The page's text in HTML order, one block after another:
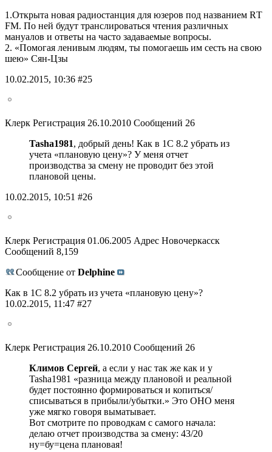
1.Открыта новая радиостанция для юзеров под названием RТ
FМ. По ней будут транслироваться чтения различных
мануалов и ответы на часто задаваемые вопросы.
2. «Помогая ленивым людям, ты помогаешь им сесть на свою
шею» Сян-Цзы
10.02.2015, 10:36 #25
Клерк Регистрация 26.10.2010 Сообщений 26
Tasha1981, добрый день! Как в 1С 8.2 убрать из
учета «плановую цену»? У меня отчет
производства за смену не проводит без этой
плановой цены.
10.02.2015, 10:51 #26
Клерк Регистрация 01.06.2005 Адрес Новочеркасск
Сообщений 8,159
Сообщение от Delphine
Как в 1С 8.2 убрать из учета «плановую цену»?
10.02.2015, 11:47 #27
Клерк Регистрация 26.10.2010 Сообщений 26
Климов Сергей, а если у нас так же как и у
Tasha1981 «разница между плановой и реальной
будет постоянно формироваться и копиться/
списываться в прибыли/убытки.» Это ОНО меня
уже мягко говоря выматывает.
Вот смотрите по проводкам с самого начала:
делаю отчет производства за смену: 43/20
ну=бу=цена плановая!